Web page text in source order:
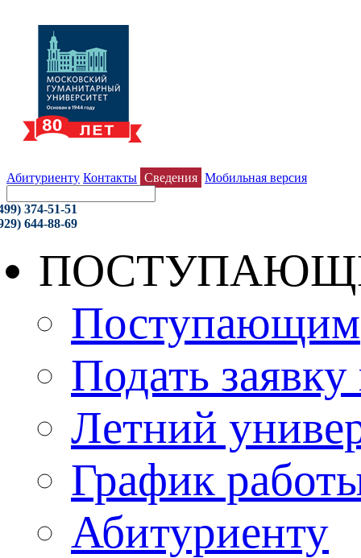
Абитуриенту Контакты Сведения Мобильная версия
374-51-51
644-88-69
Поступающим
Подать
Летний
График
Абитуриенту